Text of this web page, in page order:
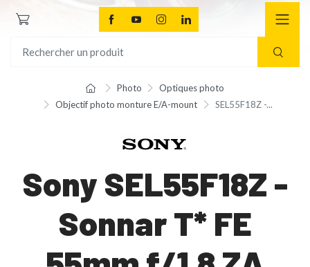
Photo
Optiques photo
Objectif photo monture E/A-mount
SEL55F18Z -...
Sony SEL55F18Z -
Sonnar T* FE